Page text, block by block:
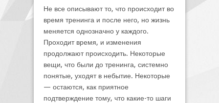
Не все описывают то, что происходит во
время тренинга и после него, но жизнь
меняется однозначно у каждого.
Проходит время, и изменения
продолжают происходить. Некоторые
вещи, что были до тренинга, системно
понятые, уходят в небытие. Некоторые
— остаются, как приятное
подтверждение тому, что какие-то шаги